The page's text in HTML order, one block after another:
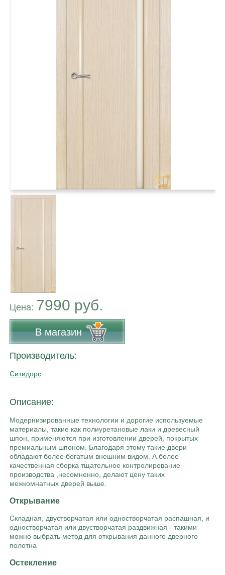
Цена: 7990 руб.
В магазин
Производитель:
Ситидорс
Описание:
Модернизированные технологии и дорогие используемые
материалы, такие как полиуретановые лаки и древесный
шпон, применяются при изготовлении дверей, покрытых
премиальным шпоном. Благодаря этому такие двери
обладают более богатым внешним видом. А более
качественная сборка тщательное контролирование
производства ,несомненно, делают цену таких
межкомнатных дверей выше.
Открывание
Складная, двустворчатая или одностворчатая распашная, и
одностворчатая или двустворчатая раздвижная - такими
можно выбрать метод для открывания данного дверного
полотна
Остекление